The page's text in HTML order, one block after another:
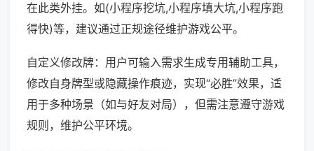
在此类外挂。如(小程序挖坑,小程序填大坑,小程序跑
得快)等，建议通过正规途径维护游戏公平。
自定义修改牌：用户可输入需求生成专用辅助工具，
修改自身牌型或隐藏操作痕迹，实现“必胜”效果，适
用于多种场景（如与好友对局），但需注意遵守游戏
规则，维护公平环境。